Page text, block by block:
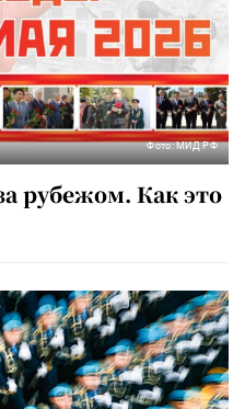
Фото: МИД РФ
рубежом. Как это